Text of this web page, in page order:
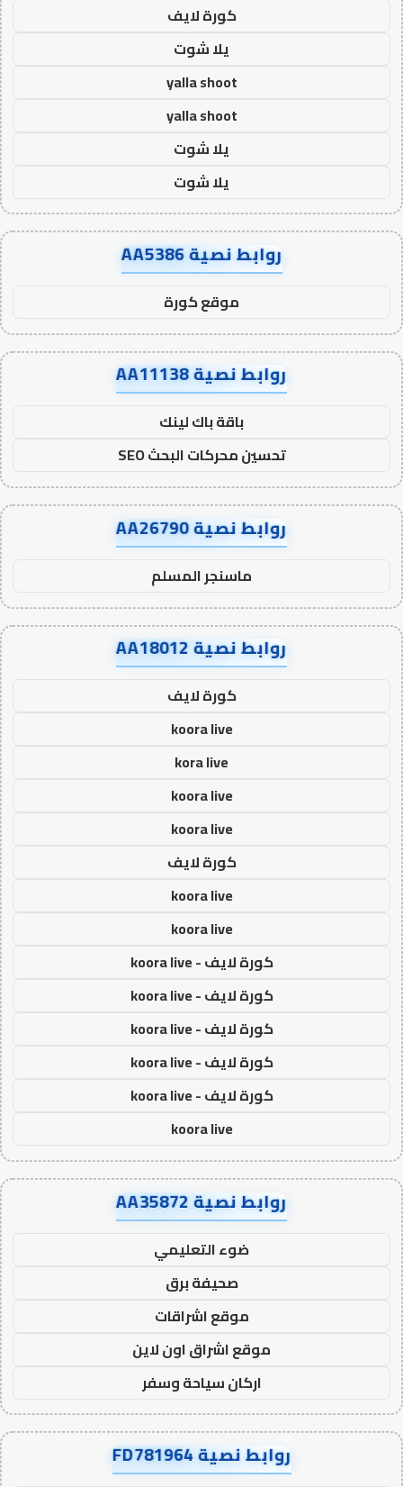
كورة لايف
يلا شوت
yalla shoot
yalla shoot
يلا شوت
يلا شوت
روابط نصية AA5386
موقع كورة
روابط نصية AA11138
باقة باك لينك
تحسين محركات البحث SEO
روابط نصية AA26790
ماسنجر المسلم
روابط نصية AA18012
كورة لايف
koora live
kora live
koora live
koora live
كورة لايف
koora live
koora live
كورة لايف - koora live
كورة لايف - koora live
كورة لايف - koora live
كورة لايف - koora live
كورة لايف - koora live
koora live
روابط نصية AA35872
ضوء التعليمي
صحيفة برق
موقع اشراقات
موقع اشراق اون لاين
اركان سياحة وسفر
روابط نصية FD781964